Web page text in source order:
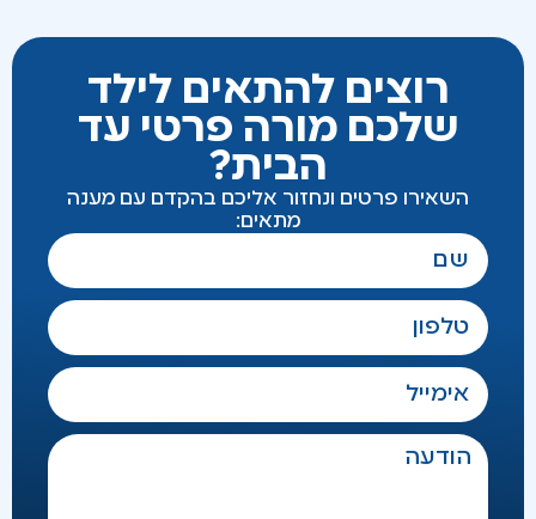
רוצים להתאים לילד
שלכם מורה פרטי עד
הבית?
השאירו פרטים ונחזור אליכם בהקדם עם מענה
מתאים: